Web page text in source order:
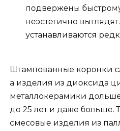
подвержены
неэстетично
устанавливаются
Штампованные коронки
а изделия из диоксида
металлокерамики
до 25 лет и даже больше.
смесовые изделия из